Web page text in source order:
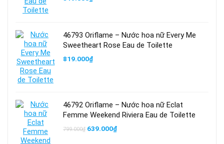
46793 Oriflame – Nước hoa nữ Every Me
Sweetheart Rose Eau de Toilette
819.000₫
46792 Oriflame – Nước hoa nữ Eclat
Femme Weekend Riviera Eau de Toilette
799.000₫ Giá
639.000₫Giá